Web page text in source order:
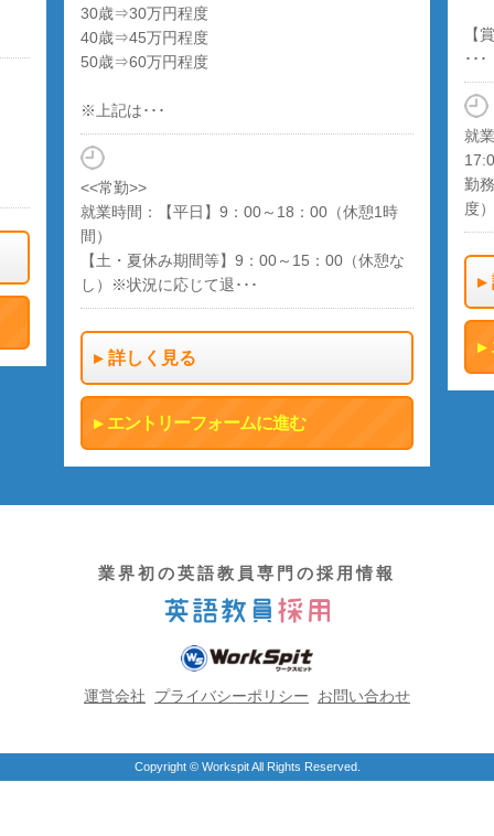
30歳⇒30万円程度
40歳⇒45万円程度
50歳⇒60万円程度
※上記は･･･
<<常勤>>
就業時間：【平日】9：00～18：00（休憩1時
間）
【土・夏休み期間等】9：00～15：00（休憩な
し）※状況に応じて退･･･
詳しく見る
エントリーフォームに進む
【
･･･
就
勤
度）
業界初の英語教員専門の採用情報
運営会社 プライバシーポリシー お問い合わせ
Copyright © Workspit All Rights Reserved.